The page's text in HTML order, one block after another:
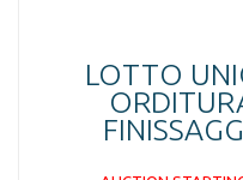
LOTTO